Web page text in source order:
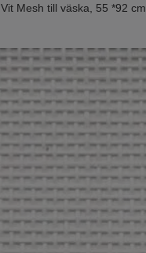
Vit Mesh till väska, 55 *92 cm